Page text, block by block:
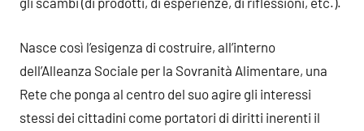
Nasce così l’esigenza di costruire, all’interno
dell’Alleanza Sociale per la Sovranità Alimentare, una
Rete che ponga al centro del suo agire gli interessi
stessi dei cittadini come portatori di diritti inerenti il